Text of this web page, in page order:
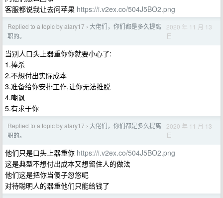
客服都说我让去问苹果 https://i.v2ex.co/504J5BO2.png
Replied to a topic by alary17 › 大佬们，你们都是多久提离
职的。
2020 年 11 月 13
日
当别人口头上器重你你就要小心了:
1.捧杀
2.不想付出实际成本
3.准备给你安排工作,让你无法推脱
4.嘲讽
5.有求于你
Replied to a topic by alary17 › 大佬们，你们都是多久提离
职的。
2020 年 11 月 13
日
他们只是口头上器重你 https://i.v2ex.co/504J5BO2.png
这是典型不想付出成本又想留住人的做法
他们这是把你当傻子忽悠呢
对待聪明人的器重他们只能给钱了